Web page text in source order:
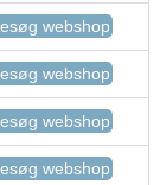
webshop
webshop
webshop
webshop